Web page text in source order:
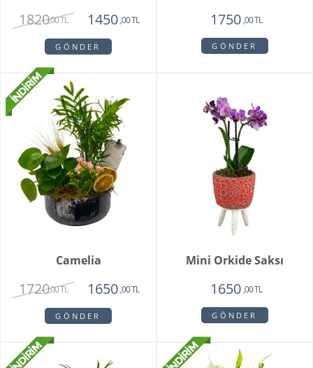
1820,00 TL 1450 ,00 TL
GÖNDER
1750 ,00 TL
GÖNDER
Camelia
1720,00 TL 1650,00 TL
GÖNDER
Mini Orkide Saksı
1650,00 TL
GÖNDER